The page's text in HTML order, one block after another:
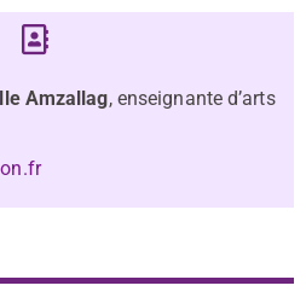
Amzallag, enseignante d’arts